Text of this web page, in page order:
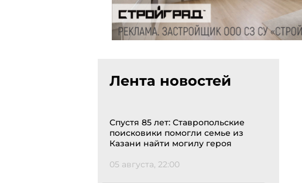
Лента новостей
Спустя 85 лет: Ставропольские
поисковики помогли семье из
Казани найти могилу героя
05 августа, 22:00